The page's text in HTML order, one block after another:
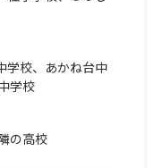
学校、あかね台中
学校
の高校